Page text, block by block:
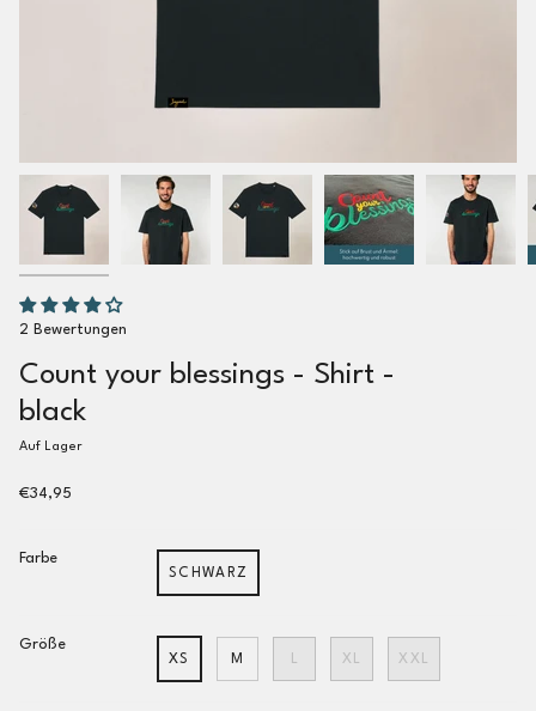
2 Bewertungen
Count your blessings - Shirt -
black
Auf Lager
€34,95
Farbe
SCHWARZ
Größe
XS M L XL XXL